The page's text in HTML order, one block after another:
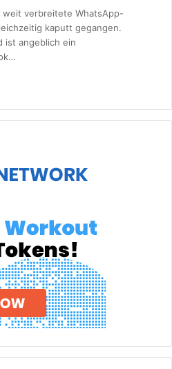
weit verbreitete WhatsApp-
kaputt gegangen.
ist angeblich ein